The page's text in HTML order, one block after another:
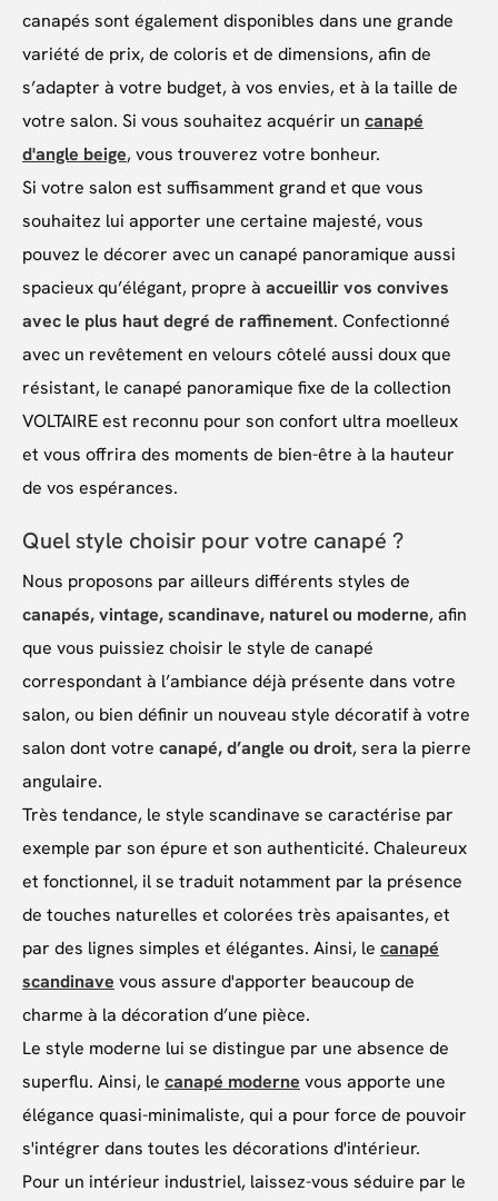
canapés sont également disponibles dans une grande
variété de prix, de coloris et de dimensions, afin de
s’adapter à votre budget, à vos envies, et à la taille de
votre salon. Si vous souhaitez acquérir un canapé
d'angle beige, vous trouverez votre bonheur.
Si votre salon est suffisamment grand et que vous
souhaitez lui apporter une certaine majesté, vous
pouvez le décorer avec un canapé panoramique aussi
spacieux qu’élégant, propre à accueillir vos convives
avec le plus haut degré de raffinement. Confectionné
avec un revêtement en velours côtelé aussi doux que
résistant, le canapé panoramique fixe de la collection
VOLTAIRE est reconnu pour son confort ultra moelleux
et vous offrira des moments de bien-être à la hauteur
de vos espérances.
Quel style choisir pour votre canapé ?
Nous proposons par ailleurs différents styles de
canapés, vintage, scandinave, naturel ou moderne, afin
que vous puissiez choisir le style de canapé
correspondant à l’ambiance déjà présente dans votre
salon, ou bien définir un nouveau style décoratif à votre
salon dont votre canapé, d’angle ou droit, sera la pierre
angulaire.
Très tendance, le style scandinave se caractérise par
exemple par son épure et son authenticité. Chaleureux
et fonctionnel, il se traduit notamment par la présence
de touches naturelles et colorées très apaisantes, et
par des lignes simples et élégantes. Ainsi, le canapé
scandinave vous assure d'apporter beaucoup de
charme à la décoration d’une pièce.
Le style moderne lui se distingue par une absence de
superflu. Ainsi, le canapé moderne vous apporte une
élégance quasi-minimaliste, qui a pour force de pouvoir
s'intégrer dans toutes les décorations d'intérieur.
Pour un intérieur industriel, laissez-vous séduire par le